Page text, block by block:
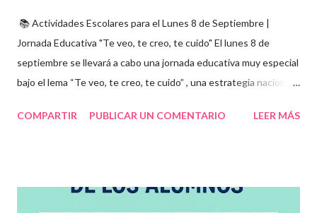
📚 Actividades Escolares para el Lunes 8 de Septiembre |
Jornada Educativa "Te veo, te creo, te cuido" El lunes 8 de
septiembre se llevará a cabo una jornada educativa muy especial
bajo el lema “Te veo, te creo, te cuido” , una estrategia nacional
infantil , y promover la convivencia escolar armónica . Desde el
COMPARTIR PUBLICAR UN COMENTARIO LEER MÁS